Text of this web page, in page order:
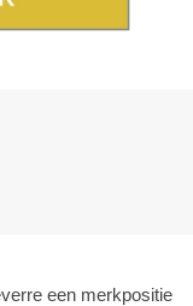
een merkpositie